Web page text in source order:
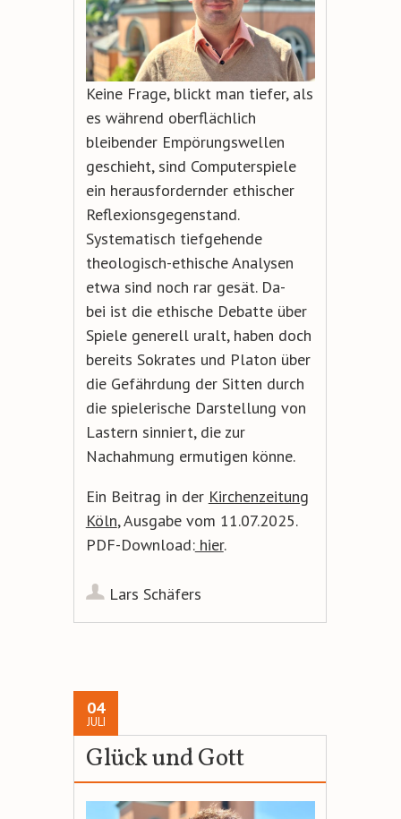
Keine Frage, blickt man tiefer, als
es während oberflächlich
bleibender Empörungswellen
geschieht, sind Computerspiele
ein herausfordernder ethischer
Reflexionsgegenstand.
Systematisch tiefgehende
theologisch-ethische Analysen
etwa sind noch rar gesät. Da-
bei ist die ethische Debatte über
Spiele generell uralt, haben doch
bereits Sokrates und Platon über
die Gefährdung der Sitten durch
die spielerische Darstellung von
Lastern sinniert, die zur
Nachahmung ermutigen könne.
Ein Beitrag in der Kirchenzeitung
Köln, Ausgabe vom 11.07.2025.
PDF-Download:hier.
Lars Schäfers
04
JULI
Glück und Gott